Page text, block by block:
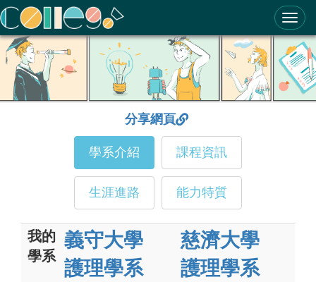
ColleGo! 大學選才與高中育才輔助系統
分享網頁
學系介紹 課程資訊
生涯進路 能力特質
我的
學系
義守大學
護理學系
慈濟大學
護理學系